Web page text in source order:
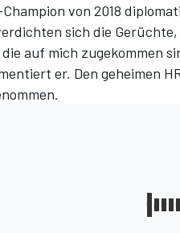
von 2018
sich die
die auf mich zugekommen
er. Den geheimen